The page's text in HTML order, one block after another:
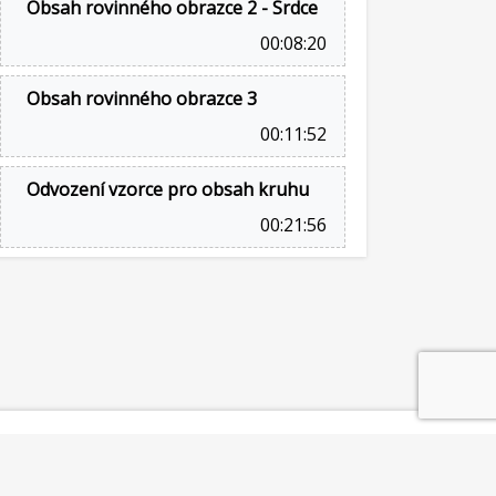
Obsah rovinného obrazce 2 - Srdce
00:08:20
Obsah rovinného obrazce 3
00:11:52
Odvození vzorce pro obsah kruhu
00:21:56